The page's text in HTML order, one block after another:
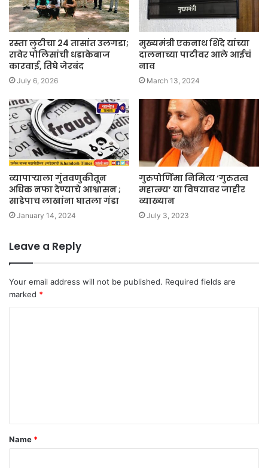
रस्ता लुटीचा 24 तासांत उलगडा;
रावेर पोलिसांची धडाकेबाज
कारवाई, तिघे जेरबंद
July 6, 2026
मुख्यमंत्री एकनाथ शिंदे यांच्या
दालनाच्या पाटीवर आले आईचं
नाव
March 13, 2024
व्यापाऱ्याला गुंतवणुकीतून
अधिक नफा देण्याचे आश्वासन ;
साडेपाच लाखांना घातला गंडा
January 14, 2024
गुरुपोर्णिमा निमित्य ‘गुरुतत्व
महात्म्य’ या विषयावर जाहीर
व्याख्यान
July 3, 2023
Leave a Reply
Your email address will not be published. Required fields are
marked *
t
*
Name *